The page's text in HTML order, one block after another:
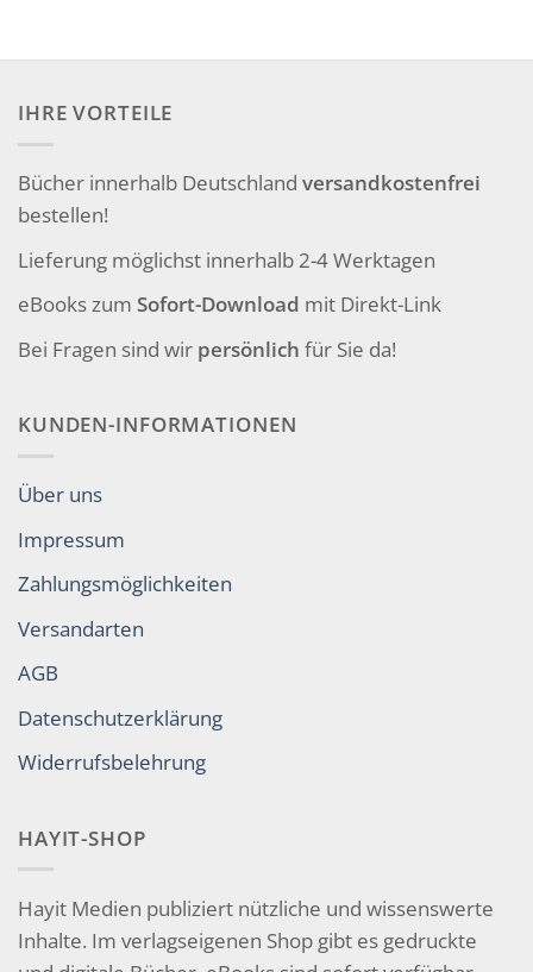
IHRE VORTEILE
Bücher innerhalb Deutschland versandkostenfrei
bestellen!
Lieferung möglichst innerhalb 2-4 Werktagen
eBooks zum Sofort-Download mit Direkt-Link
Bei Fragen sind wir persönlich für Sie da!
KUNDEN-INFORMATIONEN
Über uns
Impressum
Zahlungsmöglichkeiten
Versandarten
AGB
Datenschutzerklärung
Widerrufsbelehrung
HAYIT-SHOP
Hayit Medien publiziert nützliche und wissenswerte
Inhalte. Im verlagseigenen Shop gibt es gedruckte